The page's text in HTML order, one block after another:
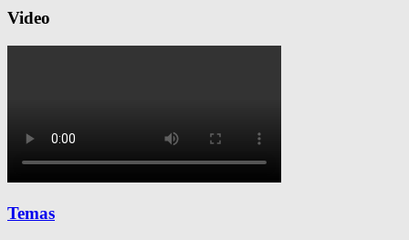
Video
Temas